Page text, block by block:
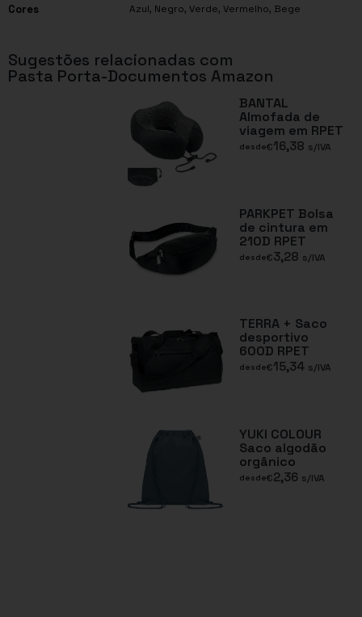
Cores Azul, Negro, Verde, Vermelho, Bege
Sugestões relacionadas com
Pasta Porta-Documentos Amazon
BANTAL
Almofada de
viagem em RPET
desde€16,38 s/IVA
PARKPET Bolsa
de cintura em
210D RPET
desde€3,28 s/IVA
TERRA + Saco
desportivo
600D RPET
desde€15,34 s/IVA
YUKI COLOUR
Saco algodão
orgânico
desde€2,36 s/IVA